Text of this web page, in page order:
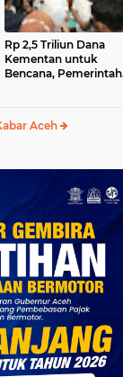
Rp 2,5 Triliun Dana
Kementan untuk
Bencana, Pemerintah
Aceh